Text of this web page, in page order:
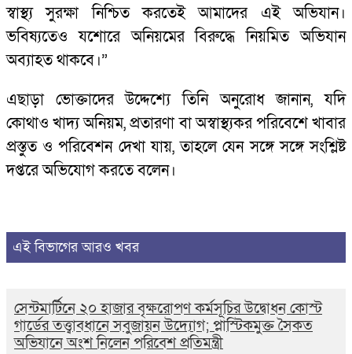
স্বাস্থ্য সুরক্ষা নিশ্চিত করতেই আমাদের এই অভিযান।
ভবিষ্যতেও যশোরে অনিয়মের বিরুদ্ধে নিয়মিত অভিযান
অব্যাহত থাকবে।”
এছাড়া ভোক্তাদের উদ্দেশ্যে তিনি অনুরোধ জানান, যদি
কোথাও খাদ্য অনিয়ম, প্রতারণা বা অস্বাস্থ্যকর পরিবেশে খাবার
প্রস্তুত ও পরিবেশন দেখা যায়, তাহলে যেন সঙ্গে সঙ্গে সংশ্লিষ্ট
দপ্তরে অভিযোগ করতে বলেন।
এই বিভাগের আরও খবর
সেন্টমার্টিনে ২০ হাজার বৃক্ষরোপণ কর্মসূচির উদ্বোধন কোস্ট
গার্ডের তত্ত্বাবধানে সবুজায়ন উদ্যোগ; প্লাস্টিকমুক্ত সৈকত
অভিযানে অংশ নিলেন পরিবেশ প্রতিমন্ত্রী